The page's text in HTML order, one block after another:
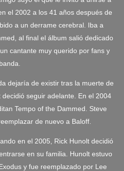
el 2002 a los 41 años después de
a un derrame cerebral. Iba a
al final el álbum salió dedicado
cantante muy querido por fans y
dejaría de existir tras la muerte de
seguir adelante. En el 2004
Tempo of the Dammed. Steve
de nuevo a Baloff.
en el 2005, Rick Hunolt decidió
en su familia. Hunolt estuvo
y fue reemplazado por Lee